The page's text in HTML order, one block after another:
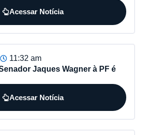
Acessar Notícia
11:32 am
Jaques Wagner à PF é
Acessar Notícia